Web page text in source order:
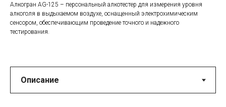
Алкогран AG-125 – персональный алкотестер для измерения уровня
алкоголя в выдыхаемом воздухе, оснащенный электрохимическим
сенсором, обеспечивающим проведение точного и надежного
тестирования.